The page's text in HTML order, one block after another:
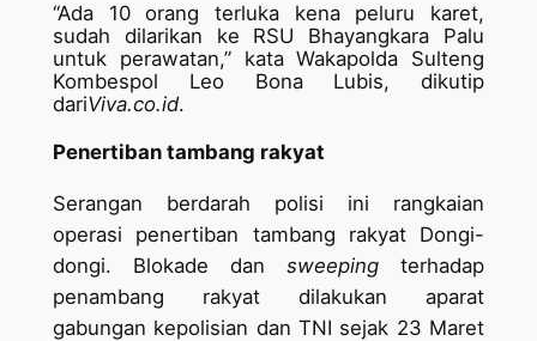
“Ada 10 orang terluka kena peluru karet,
sudah dilarikan ke RSU Bhayangkara Palu
untuk perawatan,” kata Wakapolda Sulteng
Kombespol Leo Bona Lubis, dikutip
dariViva.co.id.
Penertiban tambang rakyat
Serangan berdarah polisi ini rangkaian
operasi penertiban tambang rakyat Dongi-
dongi. Blokade dansweepingterhadap
penambang rakyat dilakukan aparat
gabungan kepolisian dan TNI sejak 23 Maret